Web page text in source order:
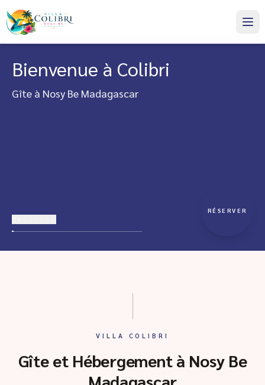
Bienvenue à Colibri
Gîte à Nosy Be Madagascar
RÉSERVER
VILLA COLIBRI
Gîte et Hébergement à Nosy Be